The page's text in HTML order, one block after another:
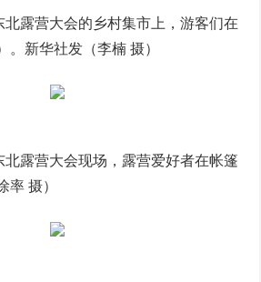
露营大会的乡村集市上，游客们在
。新华社发（李楠 摄）
露营大会现场，露营爱好者在帐篷
率 摄）